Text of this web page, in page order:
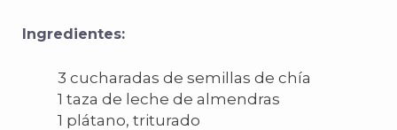
Ingredientes:
3 cucharadas de semillas de chía
1 taza de leche de almendras
1 plátano, triturado